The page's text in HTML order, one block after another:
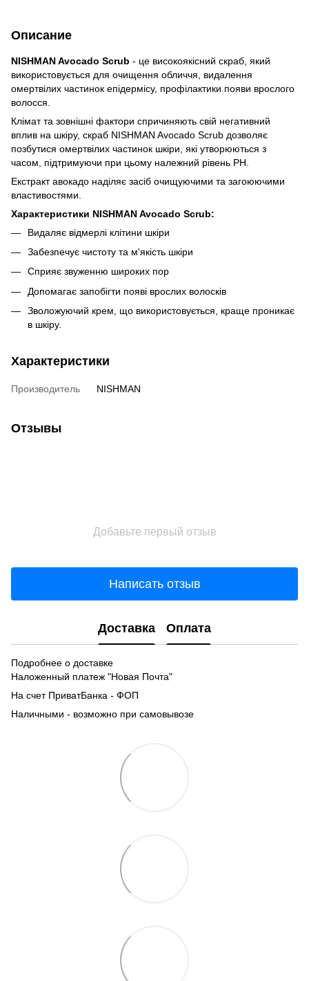
Описание
NISHMAN Avocado Scrub - це високоякісний скраб, який
використовується для очищення обличчя, видалення
омертвілих частинок епідермісу, профілактики появи врослого
волосся.
Клімат та зовнішні фактори спричиняють свій негативний
вплив на шкіру, скраб NISHMAN Avocado Scrub дозволяє
позбутися омертвілих частинок шкіри, які утворюються з
часом, підтримуючи при цьому належний рівень PH.
Екстракт авокадо наділяє засіб очищуючими та загоюючими
властивостями.
Характеристики NISHMAN Avocado Scrub:
Видаляє відмерлі клітини шкіри
Забезпечує чистоту та м'якість шкіри
Сприяє звуженню широких пор
Допомагає запобігти появі врослих волосків
Зволожуючий крем, що використовується, краще проникає
в шкіру.
Характеристики
Производитель NISHMAN
Отзывы
Добавьте первый отзыв
Написать отзыв
Доставка Оплата
Подробнее о доставке
Наложенный платеж "Новая Почта"
На счет ПриватБанка - ФОП
Наличными - возможно при самовывозе